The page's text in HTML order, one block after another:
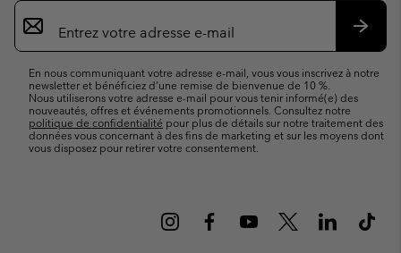
Inscription
par
e-
En nous communiquant votre adresse e-mail, vous vous inscrivez à notre
newsletter et bénéficiez d’une remise de bienvenue de 10 %.
Nous utiliserons votre adresse e-mail pour vous tenir informé(e) des
nouveautés, offres et événements promotionnels. Consultez notre
politique de confidentialité pour plus de détails sur notre traitement des
données vous concernant à des fins de marketing et sur les moyens dont
vous disposez pour retirer votre consentement.